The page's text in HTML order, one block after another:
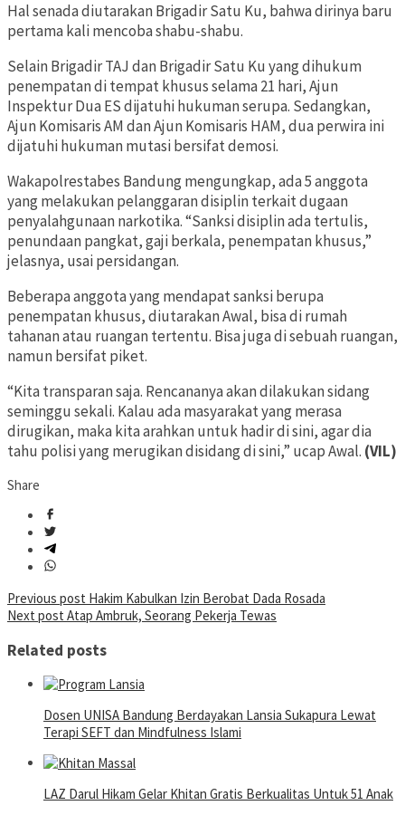
Hal senada diutarakan Brigadir Satu Ku, bahwa dirinya baru
pertama kali mencoba shabu-shabu.
Selain Brigadir TAJ dan Brigadir Satu Ku yang dihukum
penempatan di tempat khusus selama 21 hari, Ajun
Inspektur Dua ES dijatuhi hukuman serupa. Sedangkan,
Ajun Komisaris AM dan Ajun Komisaris HAM, dua perwira ini
dijatuhi hukuman mutasi bersifat demosi.
Wakapolrestabes Bandung mengungkap, ada 5 anggota
yang melakukan pelanggaran disiplin terkait dugaan
penyalahgunaan narkotika. “Sanksi disiplin ada tertulis,
penundaan pangkat, gaji berkala, penempatan khusus,”
jelasnya, usai persidangan.
Beberapa anggota yang mendapat sanksi berupa
penempatan khusus, diutarakan Awal, bisa di rumah
tahanan atau ruangan tertentu. Bisa juga di sebuah ruangan,
namun bersifat piket.
“Kita transparan saja. Rencananya akan dilakukan sidang
seminggu sekali. Kalau ada masyarakat yang merasa
dirugikan, maka kita arahkan untuk hadir di sini, agar dia
tahu polisi yang merugikan disidang di sini,” ucap Awal. (VIL)
Share
Post
navigation
Previous post Hakim Kabulkan Izin Berobat Dada Rosada
Next post Atap Ambruk, Seorang Pekerja Tewas
Related posts
Dosen UNISA Bandung Berdayakan Lansia Sukapura Lewat
Terapi SEFT dan Mindfulness Islami
LAZ Darul Hikam Gelar Khitan Gratis Berkualitas Untuk 51 Anak